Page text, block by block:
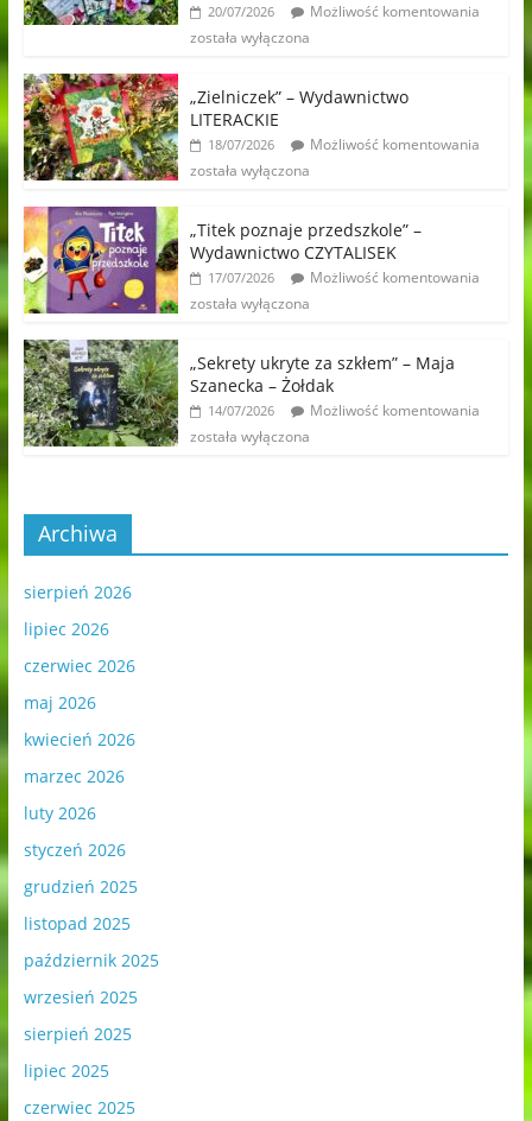
20/07/2026
Możliwość komentowania
została wyłączona
„Zielniczek” – Wydawnictwo
LITERACKIE
18/07/2026
Możliwość komentowania
została wyłączona
„Titek poznaje przedszkole” –
Wydawnictwo CZYTALISEK
17/07/2026
Możliwość komentowania
została wyłączona
„Sekrety ukryte za szkłem” – Maja
Szanecka – Żołdak
14/07/2026
Możliwość komentowania
została wyłączona
Archiwa
sierpień 2026
lipiec 2026
czerwiec 2026
maj 2026
kwiecień 2026
marzec 2026
luty 2026
styczeń 2026
grudzień 2025
listopad 2025
październik 2025
wrzesień 2025
sierpień 2025
lipiec 2025
czerwiec 2025